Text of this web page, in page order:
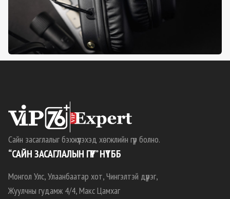
Сайн засаглалыг бэхжүүлэхэд хөгжлийн гүүр болно.
“САЙН ЗАСАГЛАЛЫН ГҮҮР” НҮТББ
Монгол Улс, Улаанбаатар хот, Чингэлтэй дүүрэг,
Жуулчны гудамж 4/4, Макс Цамхаг